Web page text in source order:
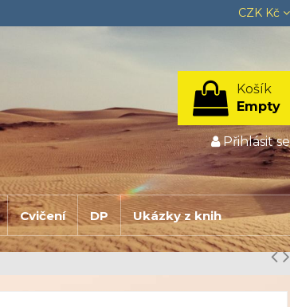
CZK Kč
Košík
Empty
Přihlásit se
Cvičení DP Ukázky z knih